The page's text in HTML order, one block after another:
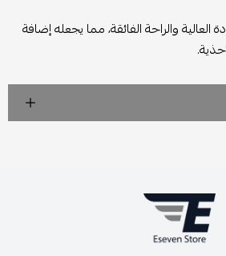
والراحة الفائقة، مما يجعله إضافة